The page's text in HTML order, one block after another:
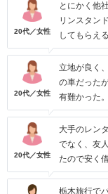
20代／女性
とにかく他
リンスタン
してもらえ
20代／女性
立地が良く
の車だった
有難かった
20代／女性
大手のレン
でなく、友
たので安く
栃木旅行で